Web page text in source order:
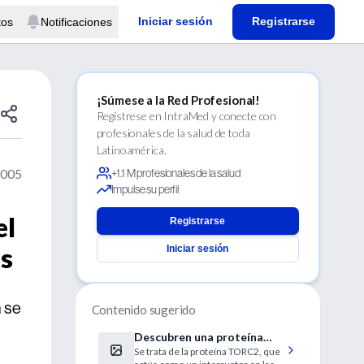
Notificaciones Iniciar sesión Registrarse
se
¡Súmese a la Red Profesional!
Regístrese en IntraMed y conecte con
profesionales de la salud de toda
Latinoamérica.
+1.1 M profesionales de la salud
Impulse su perfil
Registrarse
Iniciar sesión
Contenido sugerido
Descubren una proteína
que regula la producción de
Se trata de la proteína TORC2, que